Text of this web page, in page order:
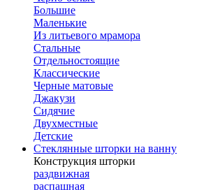
Большие
Маленькие
Из литьевого мрамора
Стальные
Отдельностоящие
Классические
Черные матовые
Джакузи
Сидячие
Двухместные
Детские
Стеклянные шторки на ванну
Конструкция шторки
раздвижная
распашная